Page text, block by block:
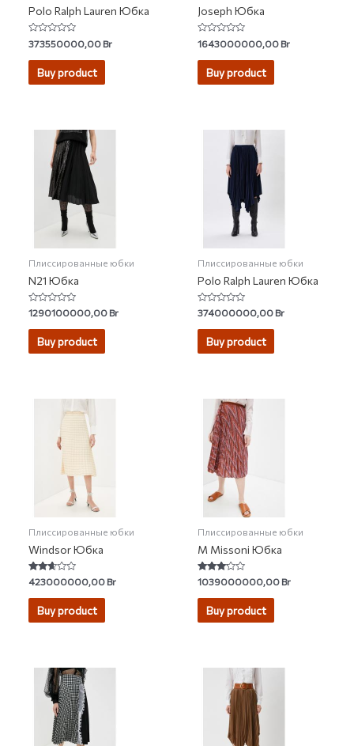
Polo Ralph Lauren Юбка
Rated
0
out
373550000,00Br
Buy product
Joseph Юбка
Rated
0
out
1643000000,00Br
Buy product
Плиссированные юбки
N21 Юбка
Rated
0
out
1290100000,00Br
Buy product
Плиссированные юбки
Polo Ralph Lauren Юбка
Rated
0
out
374000000,00Br
Buy product
Плиссированные юбки
Windsor Юбка
Rated
2.50
out of
423000000,00Br
Buy product
Плиссированные юбки
M Missoni Юбка
Rated
3.00
out of 5
1039000000,00Br
Buy product